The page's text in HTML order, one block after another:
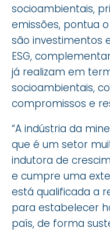
socioambientais,
emissões, pontua
são investimentos
ESG,
já realizam em
socioambientais,
compromissos e
“A indústria da
que é um setor
indutora de
e cumpre uma
está qualificada a
para estabelecer
país, de forma